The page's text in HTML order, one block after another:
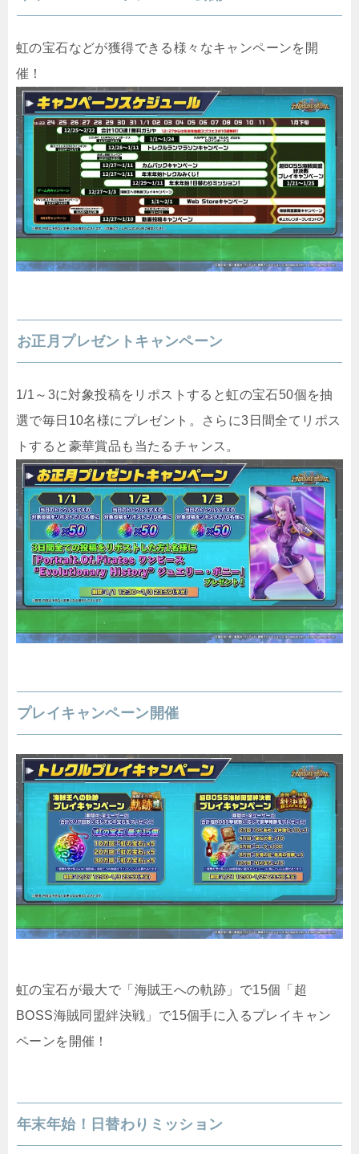
虹の宝石などが獲得できる様々なキャンペーンを開
催！
お正月プレゼントキャンペーン
1/1～3に対象投稿をリポストすると虹の宝石50個を抽
選で毎日10名様にプレゼント。さらに3日間全てリポス
トすると豪華賞品も当たるチャンス。
プレイキャンペーン開催
虹の宝石が最大で「海賊王への軌跡」で15個「超
BOSS海賊同盟絆決戦」で15個手に入るプレイキャン
ペーンを開催！
年末年始！日替わりミッション